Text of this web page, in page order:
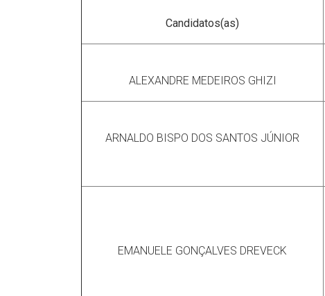
Candidatos(as)
ALEXANDRE MEDEIROS GHIZI
ARNALDO BISPO DOS SANTOS JÚNIOR
EMANUELE GONÇALVES DREVECK